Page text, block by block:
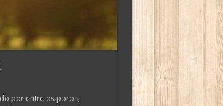
por entre os poros,